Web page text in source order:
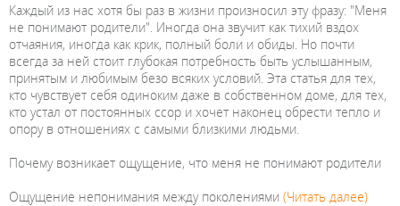
Каждый из нас хотя бы раз в жизни произносил эту фразу: "Меня
не понимают родители". Иногда она звучит как тихий вздох
отчаяния, иногда как крик, полный боли и обиды. Но почти
всегда за ней стоит глубокая потребность быть услышанным,
принятым и любимым безо всяких условий. Эта статья для тех,
кто чувствует себя одиноким даже в собственном доме, для тех,
кто устал от постоянных ссор и хочет наконец обрести тепло и
опору в отношениях с самыми близкими людьми.
Почему возникает ощущение, что меня не понимают родители
Ощущение непонимания между поколениями (Читать далее)